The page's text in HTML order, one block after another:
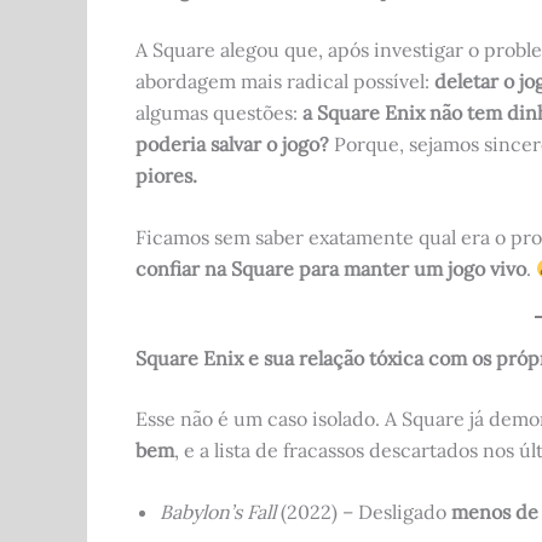
k
A Square alegou que, após investigar o
abordagem mais radical possível: deletar o
algumas questões: a Square Enix não tem
poderia salvar o jogo? Porque, sejamos
piores.
Ficamos sem saber exatamente qual era o
confiar na Square para manter um jogo vivo.
Square Enix e sua relação tóxica com os
Esse não é um caso isolado. A Square já
bem, e a lista de fracassos descartados nos
Babylon’s Fall(2022) – Desligado menos